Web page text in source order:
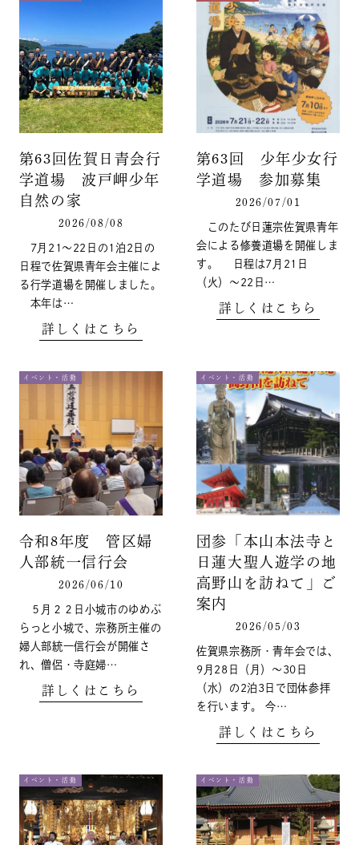
第63回佐賀日青会行
学道場 波戸岬少年
自然の家
2026/08/08
7月21〜22日の1泊2日の
日程で佐賀県青年会主催によ
る行学道場を開催しました。
本年は…
詳しくはこちら
第63回 少年少女行
学道場 参加募集
2026/07/01
このたび日蓮宗佐賀県青年
会による修養道場を開催しま
す。 日程は7月21日
（火）～22日…
詳しくはこちら
イベント・活動
令和8年度 管区婦
人部統一信行会
2026/06/10
５月２２日小城市のゆめぷ
らっと小城で、宗務所主催の
婦人部統一信行会が開催さ
れ、僧侶・寺庭婦…
詳しくはこちら
イベント・活動
団参「本山本法寺と
日蓮大聖人遊学の地
高野山を訪ねて」ご
案内
2026/05/03
佐賀県宗務所・青年会では、
9月28日（月）～30日
（水）の2泊3日で団体参拝
を行います。 今…
詳しくはこちら
イベント・活動 イベント・活動